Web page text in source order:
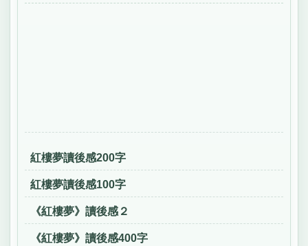
紅樓夢讀後感200字
紅樓夢讀後感100字
《紅樓夢》讀後感２
《紅樓夢》讀後感400字